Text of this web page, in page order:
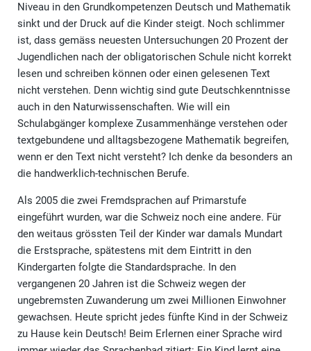
Niveau in den Grundkompetenzen Deutsch und Mathematik
sinkt und der Druck auf die Kinder steigt. Noch schlimmer
ist, dass gemäss neuesten Untersuchungen 20 Prozent der
Jugendlichen nach der obligatorischen Schule nicht korrekt
lesen und schreiben können oder einen gelesenen Text
nicht verstehen. Denn wichtig sind gute Deutschkenntnisse
auch in den Naturwissenschaften. Wie will ein
Schulabgänger komplexe Zusammenhänge verstehen oder
textgebundene und alltagsbezogene Mathematik begreifen,
wenn er den Text nicht versteht? Ich denke da besonders an
die handwerklich-technischen Berufe.
Als 2005 die zwei Fremdsprachen auf Primarstufe
eingeführt wurden, war die Schweiz noch eine andere. Für
den weitaus grössten Teil der Kinder war damals Mundart
die Erstsprache, spätestens mit dem Eintritt in den
Kindergarten folgte die Standardsprache. In den
vergangenen 20 Jahren ist die Schweiz wegen der
ungebremsten Zuwanderung um zwei Millionen Einwohner
gewachsen. Heute spricht jedes fünfte Kind in der Schweiz
zu Hause kein Deutsch! Beim Erlernen einer Sprache wird